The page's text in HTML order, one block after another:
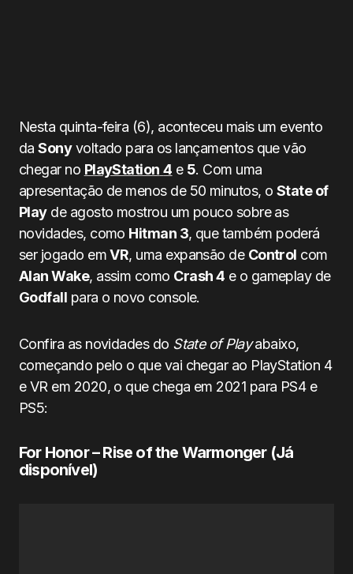
Nesta quinta-feira (6), aconteceu mais um evento
daSonyvoltado para os lançamentos que vão
chegar no PlayStation 4 e 5. Com uma
apresentação de menos de 50 minutos, o State of
Playde agosto mostrou um pouco sobre as
novidades, como Hitman 3, que também poderá
ser jogado emVR, uma expansão de Control com
Alan Wake, assim como Crash 4 e o gameplay de
Godfall para o novo console.
Confira as novidades do State of Playabaixo,
começando pelo o que vai chegar ao PlayStation 4
e VR em 2020, o que chega em 2021 para PS4 e
PS5:
For Honor – Rise of the Warmonger (Já
disponível)